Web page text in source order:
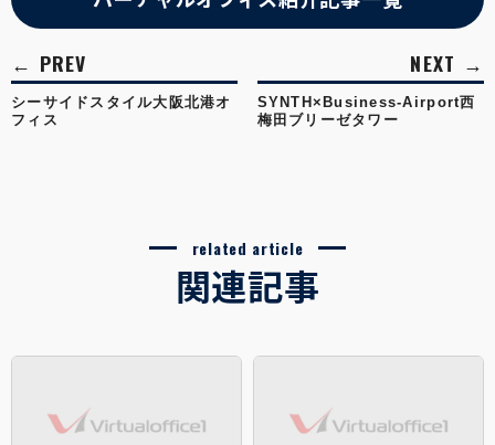
シーサイドスタイル大阪北港オ
フィス
SYNTH×Business-Airport西
梅田ブリーゼタワー
related article
関連記事